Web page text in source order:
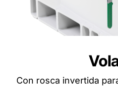
Con rosca invertida